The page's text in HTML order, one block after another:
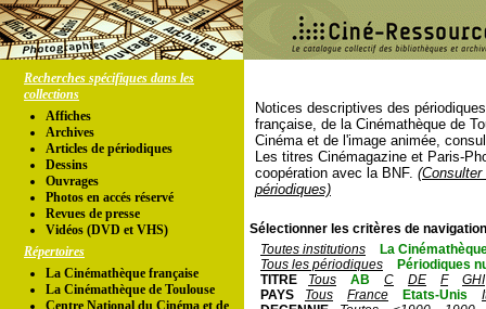
Recherches spécifiques dans les
collections
Affiches
Archives
Articles de périodiques
Dessins
Ouvrages
Photos en accés réservé
Revues de presse
Vidéos (DVD et VHS)
Répertoires
La Cinémathèque française
La Cinémathèque de Toulouse
Centre National du Cinéma et de
Notices descriptives des
française, de la Cinémathèque de
Cinéma et de l'image animée,
Les titres Cinémagazine et Paris-
coopération avec la BNF.
périodiques)
Sélectionner les critères de
Toutes institutions
La
Tous les périodiques
Périodiques
TITRE
Tous AB C DE F
GHI
PAYS
Tous France Etats-Unis